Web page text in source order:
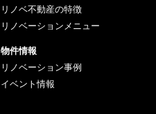
リノベ不動産の特徴
リノベーションメニュー
物件情報
リノベーション事例
イベント情報